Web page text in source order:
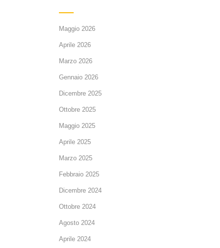
Maggio 2026
Aprile 2026
Marzo 2026
Gennaio 2026
Dicembre 2025
Ottobre 2025
Maggio 2025
Aprile 2025
Marzo 2025
Febbraio 2025
Dicembre 2024
Ottobre 2024
Agosto 2024
Aprile 2024